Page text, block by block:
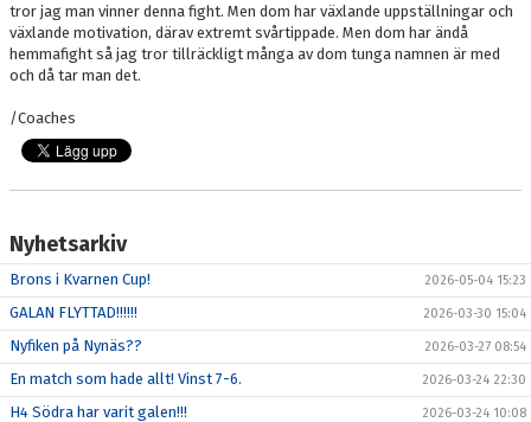
tror jag man vinner denna fight. Men dom har växlande uppställningar och
växlande motivation, därav extremt svårtippade. Men dom har ändå
hemmafight så jag tror tillräckligt många av dom tunga namnen är med
och då tar man det.
/Coaches
Nyhetsarkiv
Brons i Kvarnen Cup! 2026-05-04 15:23
GALAN FLYTTAD!!!!!! 2026-03-30 15:04
Nyfiken på Nynäs?? 2026-03-27 08:54
En match som hade allt! Vinst 7-6. 2026-03-24 22:30
H4 Södra har varit galen!!! 2026-03-24 10:08